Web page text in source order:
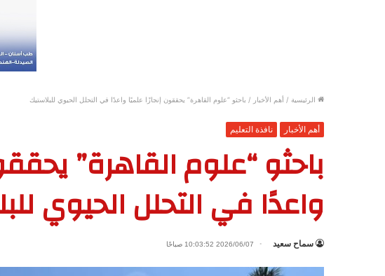
الرئيسية / أهم الأخبار / باحثو “علوم القاهرة” يحققون إنجازًا علميًا واعدًا في التحلل الحيوي للبلاستيك
أهم الأخبار نافذة التعليم
باحثو “علوم القاهرة”
واعدًا في التحلل الحيوي
سماح سعيد 2026/06/07 10:03:52 صباحًا